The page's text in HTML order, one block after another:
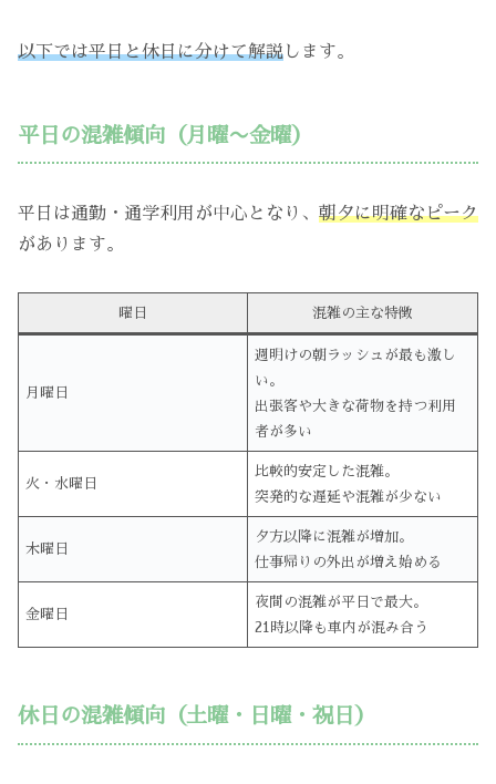
以下では平日と休日に分けて解説 します。
平日の混雑傾向（月曜〜金曜）
平日は通勤・通学利用が中心となり、 朝夕に明確なピーク
があります。
曜日 混雑の主な特徴
月曜日
週明けの朝ラッシュが最も激し
い。
出張客や大きな荷物を持つ利用
者が多い
火・水曜日
比較的安定した混雑。
突発的な遅延や混雑が少ない
木曜日
夕方以降に混雑が増加。
仕事帰りの外出が増え始める
金曜日
夜間の混雑が平日で最大。
21時以降も車内が混み合う
休日の混雑傾向（土曜・日曜・祝日）